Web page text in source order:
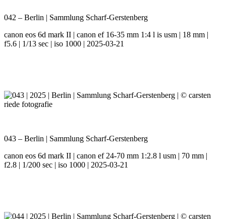
042 – Berlin | Sammlung Scharf-Gerstenberg
canon eos 6d mark II | canon ef 16-35 mm 1:4 l is usm | 18 mm |
f5.6 | 1/13 sec | iso 1000 | 2025-03-21
043 – Berlin | Sammlung Scharf-Gerstenberg
canon eos 6d mark II | canon ef 24-70 mm 1:2.8 l usm | 70 mm |
f2.8 | 1/200 sec | iso 1000 | 2025-03-21